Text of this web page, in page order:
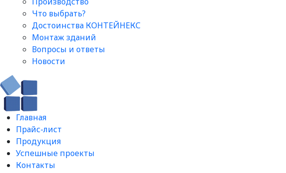
Что выбрать?
Достоинства КОНТЕЙНЕКС
Монтаж зданий
Вопросы и ответы​
Новости
Главная
Прайс-лист
Продукция
Успешные проекты
Контакты